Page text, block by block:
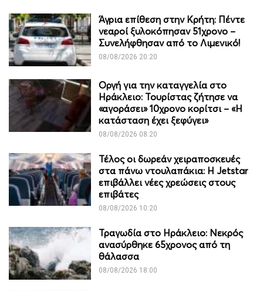
Άγρια επίθεση στην Κρήτη: Πέντε
νεαροί ξυλοκόπησαν 51χρονο –
Συνελήφθησαν από το Λιμενικό!
08/08/2026 20:20
Οργή για την καταγγελία στο
Ηράκλειο: Τουρίστας ζήτησε να
«αγοράσει» 10χρονο κορίτσι – «Η
κατάσταση έχει ξεφύγει»
08/08/2026 08:20
Τέλος οι δωρεάν χειραποσκευές
στα πάνω ντουλαπάκια: Η Jetstar
επιβάλλει νέες χρεώσεις στους
επιβάτες
08/08/2026 10:20
Τραγωδία στο Ηράκλειο: Νεκρός
ανασύρθηκε 65χρονος από τη
θάλασσα
08/08/2026 18:00